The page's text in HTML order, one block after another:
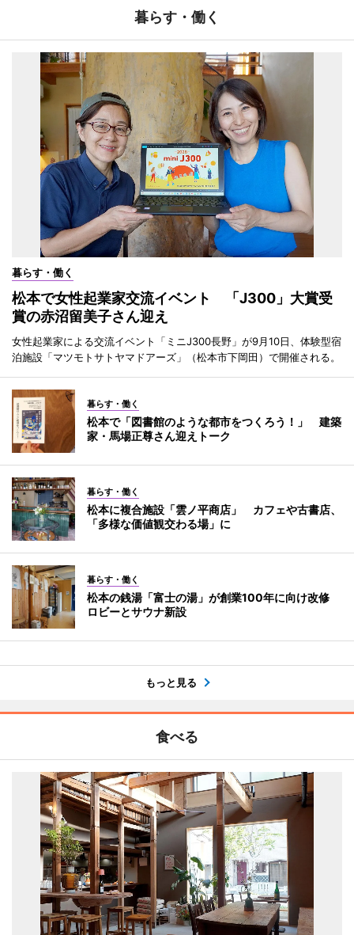
暮らす・働く
暮らす・働く
松本で女性起業家交流イベント 「J300」大賞受
賞の赤沼留美子さん迎え
女性起業家による交流イベント「ミニJ300長野」が9月10日、体験型宿
泊施設「マツモトサトヤマドアーズ」（松本市下岡田）で開催される。
暮らす・働く
松本で「図書館のような都市をつくろう！」 建築
家・馬場正尊さん迎えトーク
暮らす・働く
松本に複合施設「雲ノ平商店」 カフェや古書店、
「多様な価値観交わる場」に
暮らす・働く
松本の銭湯「富士の湯」が創業100年に向け改修
ロビーとサウナ新設
もっと見る
食べる